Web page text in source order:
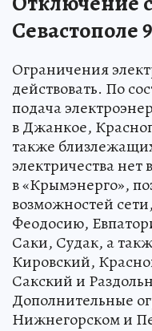
Севастополе
Ограничения
действовать. По
подача
в Джанкое,
также
электричества
в «Крымэнерго»,
возможностей
Феодосию,
Саки, Судак, а
Кировский,
Сакский и
Дополнительные
Нижнегорском и